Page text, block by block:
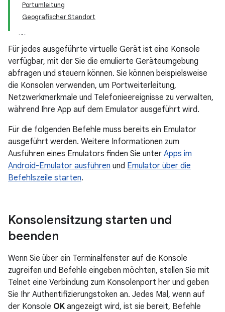
Portumleitung
Geografischer Standort
Für jedes ausgeführte virtuelle Gerät ist eine Konsole
verfügbar, mit der Sie die emulierte Geräteumgebung
abfragen und steuern können. Sie können beispielsweise
die Konsolen verwenden, um Portweiterleitung,
Netzwerkmerkmale und Telefonieereignisse zu verwalten,
während Ihre App auf dem Emulator ausgeführt wird.
Für die folgenden Befehle muss bereits ein Emulator
ausgeführt werden. Weitere Informationen zum
Ausführen eines Emulators finden Sie unter Apps im
Android-Emulator ausführen und Emulator über die
Befehlszeile starten.
Konsolensitzung starten und
beenden
Wenn Sie über ein Terminalfenster auf die Konsole
zugreifen und Befehle eingeben möchten, stellen Sie mit
Telnet eine Verbindung zum Konsolenport her und geben
Sie Ihr Authentifizierungstoken an. Jedes Mal, wenn auf
der Konsole OK angezeigt wird, ist sie bereit, Befehle